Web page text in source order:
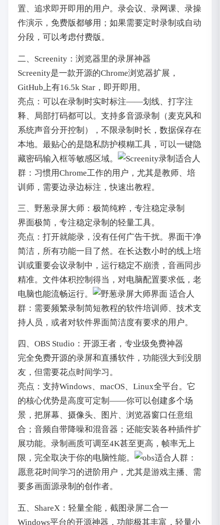
置、追求即开即用的用户。录会议、录网课、录操
作演示，免费版都够用；如果需要定时录制或自动
分段，可以考虑付费版。
二、Screenity：浏览器里的录屏神器
Screenity是一款开源的Chrome浏览器扩展，
GitHub上有16.5k Star，即开即用。
亮点：可以在录制时实时标注——划线、打字注
释、局部打码都可以。支持多音源录制（麦克风和
系统声音分开控制），不限录制时长，数据保存在
本地。最贴心的是隐私防护模糊工具，可以一键隐
藏密码输入框等敏感区域。
适合人
群：习惯用Chrome工作的用户，尤其是教师、培
训师，需要边录边标注，快速出教程。
三、野葱录屏大师：极简纯粹，专注稳定录制
界面极简，专注稳定录制的轻量工具。
亮点：打开就能录，没有任何广告干扰。界面干净
简洁，所有功能一目了然。在长达数小时的线上培
训或重要会议录制中，运行稳定不崩溃，音画同步
精准。文件体积控制得当，对电脑配置要求低，老
电脑也能流畅运行。
适合人
群：需要频繁录制简短教程的软件培训师、技术支
持人员，或者对软件界面简洁度有要求的用户。
四、OBS Studio：开源王者，专业级免费神器
完全免费开源的录屏和直播软件，功能强大到没朋
友，但需要花点时间学习。
亮点：支持Windows、macOS、Linux全平台。它
的核心优势是高度可定制——你可以创建多个场
景，把屏幕、摄像头、图片、浏览器窗口任意组
合；音频自带降噪和混音器；还能安装各种插件扩
展功能。录制画质可调至4K甚至更高，帧率无上
限，完全取决于你的电脑性能。
适合人群：
愿意花时间学习的进阶用户，尤其是游戏主播、需
要多画面源录制的创作者。
五、ShareX：轻量全能，截图录屏二合一
Windows平台的开源神器，功能极其丰富，轻量小